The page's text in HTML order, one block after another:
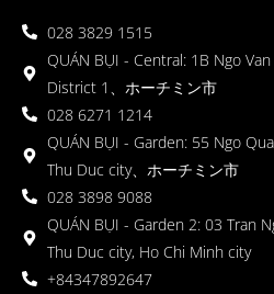
028 3829 1515
QUÁN BỤI - Central: 1B Ngo Van
District 1、ホーチミン市
028 6271 1214
QUÁN BỤI - Garden: 55 Ngo
Thu Duc city、ホーチミン市
028 3898 9088
QUÁN BỤI - Garden 2: 03 Tran
Thu Duc city, Ho Chi Minh city
+84347892647